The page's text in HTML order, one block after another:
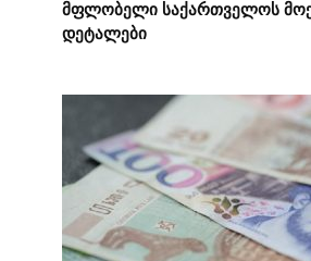
მფლობელი საქართველოს
დეტალები